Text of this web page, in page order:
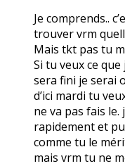
Je comprends..
trouver vrm
Mais tkt pas tu
Si tu veux ce
sera fini je serai
d’ici mardi tu
ne va pas fais
rapidement et
comme tu le
mais vrm tu ne